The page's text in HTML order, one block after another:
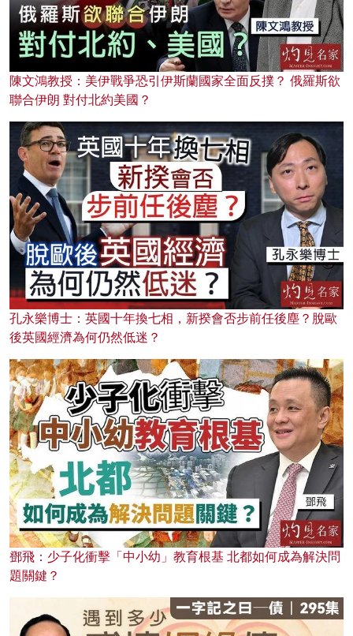
陳文鴻教授：美伊戰爭恐引伊斯蘭國家全面反撲？ 俄羅斯欲
聯合伊朗 對付北約美國？
孔永樂博士：英國十年換七相，新揆會否步前任後塵？脫歐
後英國經濟為何仍然低迷？
鄧飛：少子化衝擊「中小幼」教育根基 北都如何成為解決問
題關鍵？